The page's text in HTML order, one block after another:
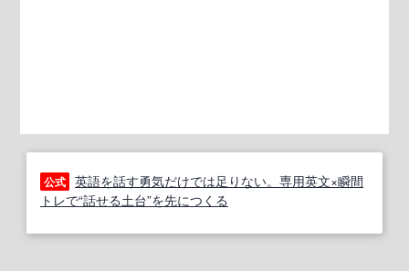
公式 英語を話す勇気だけでは足りない。専用英文×瞬間
トレで“話せる土台”を先につくる